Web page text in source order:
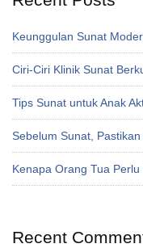
Keunggulan Sunat
Ciri-Ciri Klinik Sunat
Tips Sunat untuk Anak
Sebelum Sunat,
Kenapa Orang Tua
Recent